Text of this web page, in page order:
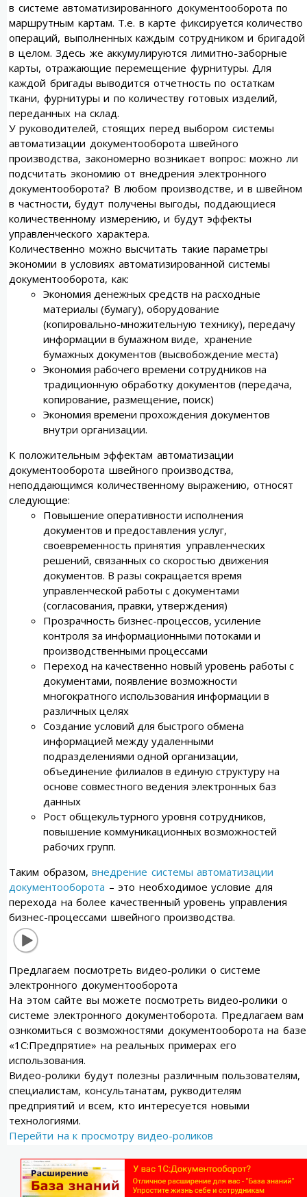
в системе автоматизированного документооборота по
маршрутным картам. Т.е. в карте фиксируется количество
операций, выполненных каждым сотрудником и бригадой
в целом. Здесь же аккумулируются лимитно-заборные
карты, отражающие перемещение фурнитуры. Для
каждой бригады выводится отчетность по остаткам
ткани, фурнитуры и по количеству готовых изделий,
переданных на склад.
У руководителей, стоящих перед выбором системы
автоматизации документооборота швейного
производства, закономерно возникает вопрос: можно ли
подсчитать экономию от внедрения электронного
документооборота? В любом производстве, и в швейном
в частности, будут получены выгоды, поддающиеся
количественному измерению, и будут эффекты
управленческого характера.
Количественно можно высчитать такие параметры
экономии в условиях автоматизированной системы
документооборота, как:
Экономия денежных средств на расходные
материалы (бумагу), оборудование
(копировально-множительную технику), передачу
информации в бумажном виде, хранение
бумажных документов (высвобождение места)
Экономия рабочего времени сотрудников на
традиционную обработку документов (передача,
копирование, размещение, поиск)
Экономия времени прохождения документов
внутри организации.
К положительным эффектам автоматизации
документооборота швейного производства,
неподдающимся количественному выражению, относят
следующие:
Повышение оперативности исполнения
документов и предоставления услуг,
своевременность принятия управленческих
решений, связанных со скоростью движения
документов. В разы сокращается время
управленческой работы с документами
(согласования, правки, утверждения)
Прозрачность бизнес-процессов, усиление
контроля за информационными потоками и
производственными процессами
Переход на качественно новый уровень работы с
документами, появление возможности
многократного использования информации в
различных целях
Создание условий для быстрого обмена
информацией между удаленными
подразделениями одной организации,
объединение филиалов в единую структуру на
основе совместного ведения электронных баз
данных
Рост общекультурного уровня сотрудников,
повышение коммуникационных возможностей
рабочих групп.
Таким образом, внедрение системы автоматизации
документооборота – это необходимое условие для
перехода на более качественный уровень управления
бизнес-процессами швейного производства.
Предлагаем посмотреть видео-ролики о системе
электронного документооборота
На этом сайте вы можете посмотреть видео-ролики о
системе электронного документоборота. Предлагаем вам
ознкомиться с возможностями документооборота на базе
«1С:Предпрятие» на реальных примерах его
использования.
Видео-ролики будут полезны различным пользователям,
специалистам, консультанатам, рукводителям
предприятий и всем, кто интересуется новыми
технологиями.
Перейти на к просмотру видео-роликов